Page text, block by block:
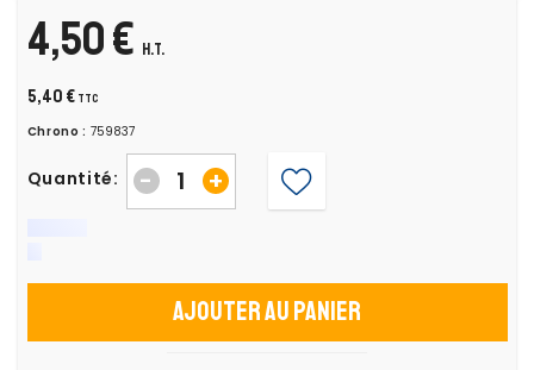
4,50 € H.T.
5,40 € TTC
Chrono : 759837
Quantité: +
-
Ajouter au panier